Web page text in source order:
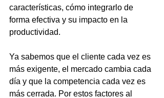
características, cómo integrarlo de
forma efectiva y su impacto en la
productividad.
Ya sabemos que el cliente cada vez es
más exigente, el mercado cambia cada
día y que la competencia cada vez es
más cerrada. Por estos factores al